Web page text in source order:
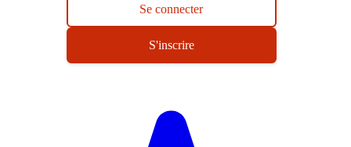
Se connecter
S'inscrire